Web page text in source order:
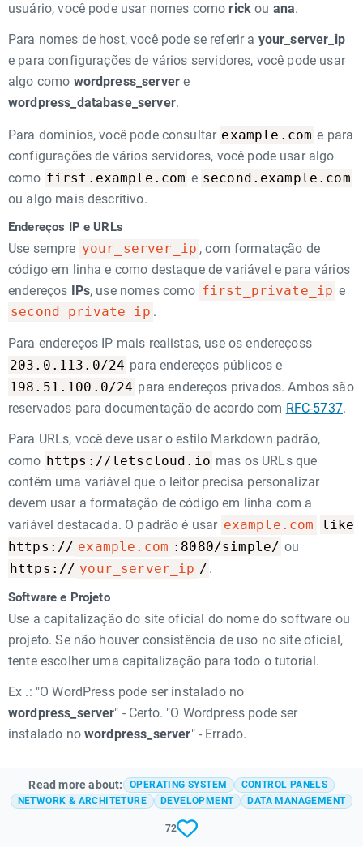
usuário, você pode usar nomes como rick ou ana.
Para nomes de host, você pode se referir a your_server_ip
e para configurações de vários servidores, você pode usar
algo como wordpress_server e
wordpress_database_server.
Para domínios, você pode consultar example.com e para
configurações de vários servidores, você pode usar algo
como first.example.com e second.example.com
ou algo mais descritivo.
Endereços IP e URLs
Use sempre your_server_ip , com formatação de
código em linha e como destaque de variável e para vários
endereços
IPs, use nomes como first_private_ip e
second_private_ip .
Para endereços IP mais realistas, use os endereçoss
203.0.113.0/24 para endereços públicos e
198.51.100.0/24 para endereços privados. Ambos são
reservados para documentação de acordo com RFC-5737.
Para URLs, você deve usar o estilo Markdown padrão,
como https://letscloud.io mas os URLs que
contêm uma variável que o leitor precisa personalizar
devem usar a formatação de código em linha com a
variável destacada. O padrão é usar example.com
like
https:// example.com :8080/simple/ ou
https:// your_server_ip / .
Software e Projeto
Use a capitalização do site oficial do nome do software ou
projeto. Se não houver consistência de uso no site oficial,
tente escolher uma capitalização para todo o tutorial.
Ex .: "O WordPress pode ser instalado no
wordpress_server" - Certo. "O Wordpress pode ser
instalado nowordpress_server" - Errado.
Read more about: OPERATING SYSTEM
CONTROL PANELS
NETWORK & ARCHITETURE
DEVELOPMENT DATA MANAGEMENT
72